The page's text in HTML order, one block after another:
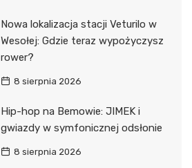
Nowa lokalizacja stacji Veturilo w
Wesołej: Gdzie teraz wypożyczysz
rower?
8 sierpnia 2026
Hip-hop na Bemowie: JIMEK i
gwiazdy w symfonicznej odsłonie
8 sierpnia 2026